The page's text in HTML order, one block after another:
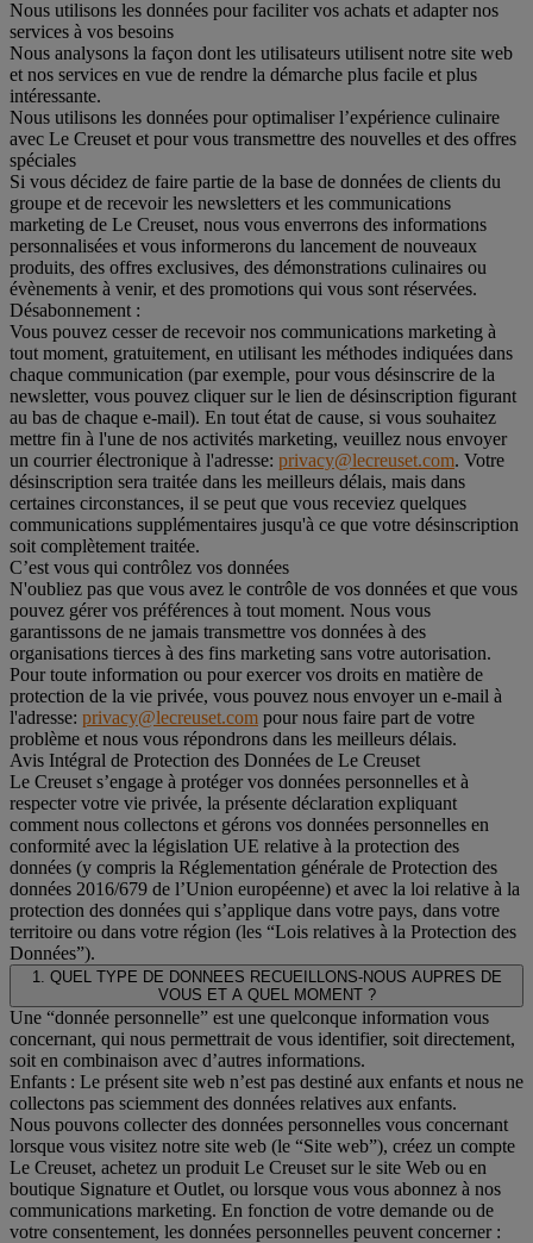
Nous utilisons les données pour faciliter vos achats et adapter nos
services à vos besoins
Nous analysons la façon dont les utilisateurs utilisent notre site web
et nos services en vue de rendre la démarche plus facile et plus
intéressante.
Nous utilisons les données pour optimaliser l’expérience culinaire
avec Le Creuset et pour vous transmettre des nouvelles et des offres
spéciales
Si vous décidez de faire partie de la base de données de clients du
groupe et de recevoir les newsletters et les communications
marketing de Le Creuset, nous vous enverrons des informations
personnalisées et vous informerons du lancement de nouveaux
produits, des offres exclusives, des démonstrations culinaires ou
évènements à venir, et des promotions qui vous sont réservées.
Désabonnement :
Vous pouvez cesser de recevoir nos communications marketing à
tout moment, gratuitement, en utilisant les méthodes indiquées dans
chaque communication (par exemple, pour vous désinscrire de la
newsletter, vous pouvez cliquer sur le lien de désinscription figurant
au bas de chaque e-mail). En tout état de cause, si vous souhaitez
mettre fin à l'une de nos activités marketing, veuillez nous envoyer
un courrier électronique à l'adresse: privacy@lecreuset.com. Votre
désinscription sera traitée dans les meilleurs délais, mais dans
certaines circonstances, il se peut que vous receviez quelques
communications supplémentaires jusqu'à ce que votre désinscription
soit complètement traitée.
C’est vous qui contrôlez vos données
N'oubliez pas que vous avez le contrôle de vos données et que vous
pouvez gérer vos préférences à tout moment. Nous vous
garantissons de ne jamais transmettre vos données à des
organisations tierces à des fins marketing sans votre autorisation.
Pour toute information ou pour exercer vos droits en matière de
protection de la vie privée, vous pouvez nous envoyer un e-mail à
l'adresse: privacy@lecreuset.com pour nous faire part de votre
problème et nous vous répondrons dans les meilleurs délais.
Avis Intégral de Protection des Données de Le Creuset
Le Creuset s’engage à protéger vos données personnelles et à
respecter votre vie privée, la présente déclaration expliquant
comment nous collectons et gérons vos données personnelles en
conformité avec la législation UE relative à la protection des
données (y compris la Réglementation générale de Protection des
données 2016/679 de l’Union européenne) et avec la loi relative à la
protection des données qui s’applique dans votre pays, dans votre
territoire ou dans votre région (les “Lois relatives à la Protection des
Données”).
1. QUEL TYPE DE DONNEES RECUEILLONS-NOUS AUPRES DE
VOUS ET A QUEL MOMENT ?
Une “donnée personnelle” est une quelconque information vous
concernant, qui nous permettrait de vous identifier, soit directement,
soit en combinaison avec d’autres informations.
Enfants : Le présent site web n’est pas destiné aux enfants et nous ne
collectons pas sciemment des données relatives aux enfants.
Nous pouvons collecter des données personnelles vous concernant
lorsque vous visitez notre site web (le “Site web”), créez un compte
Le Creuset, achetez un produit Le Creuset sur le site Web ou en
boutique Signature et Outlet, ou lorsque vous vous abonnez à nos
communications marketing. En fonction de votre demande ou de
votre consentement, les données personnelles peuvent concerner :